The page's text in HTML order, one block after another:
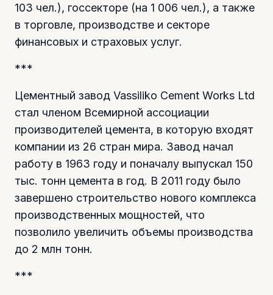
103 чел.), госсекторе (на 1 006 чел.), а также
в торговле, производстве и секторе
финансовых и страховых услуг.
***
Цементный завод Vassiliko Cement Works Ltd
стал членом Всемирной ассоциации
производителей цемента, в которую входят
компании из 26 стран мира. Завод начал
работу в 1963 году и поначалу выпускал 150
тыс. тонн цемента в год. В 2011 году было
завершено строительство нового комплекса
производственных мощностей, что
позволило увеличить объемы производства
до 2 млн тонн.
***